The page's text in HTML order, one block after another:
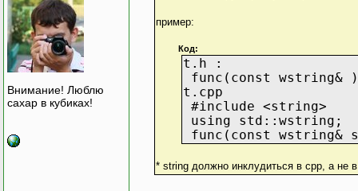
Внимание! Люблю
сахар в кубиках!
пример:
Код:
t.h :
func(const wstring&
t.cpp
#include <string>
using std::wstring;
func(const
* string должно инклудиться в сpp, а не